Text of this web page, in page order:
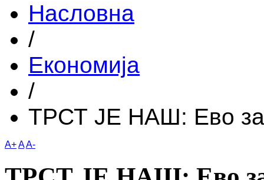
Насловна
/
Економија
/
ТРСТ ЈЕ НАШ: Eво
A+AA-